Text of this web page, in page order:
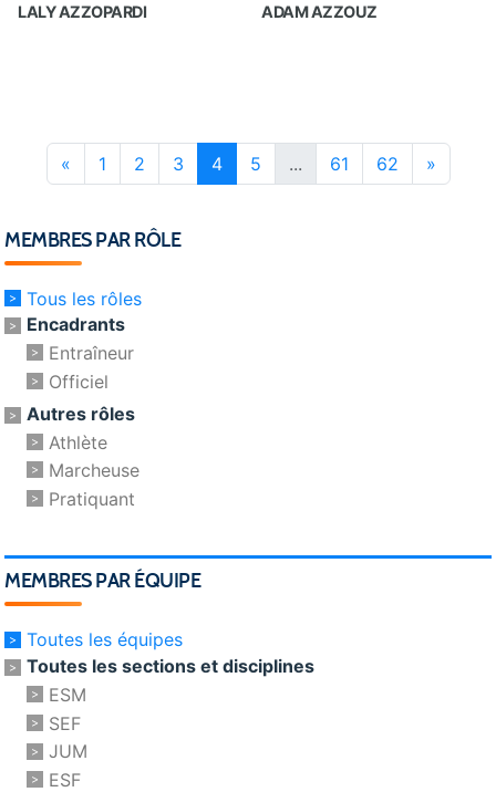
LALY AZZOPARDI ADAM AZZOUZ
« 1 2 3 4 5 ... 61 62 »
MEMBRES PAR RÔLE
Tous les rôles
Encadrants
Entraîneur
Officiel
Autres rôles
Athlète
Marcheuse
Pratiquant
MEMBRES PAR ÉQUIPE
Toutes les équipes
Toutes les sections et disciplines
ESM
SEF
JUM
ESF